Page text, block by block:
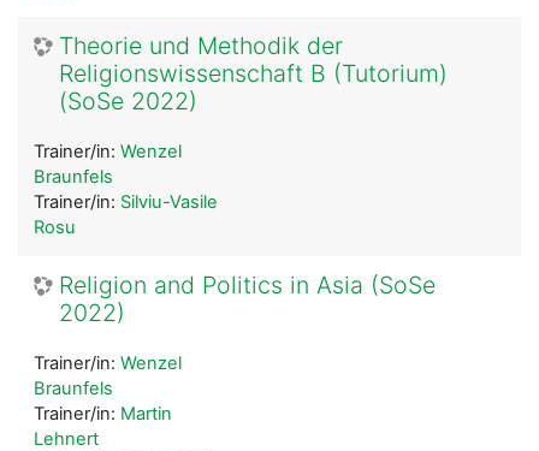
Theorie und Methodik der
Religionswissenschaft B (Tutorium)
(SoSe 2022)
Trainer/in: Wenzel
Braunfels
Trainer/in: Silviu-Vasile
Rosu
Religion and Politics in Asia (SoSe
2022)
Trainer/in: Wenzel
Braunfels
Trainer/in: Martin
Lehnert